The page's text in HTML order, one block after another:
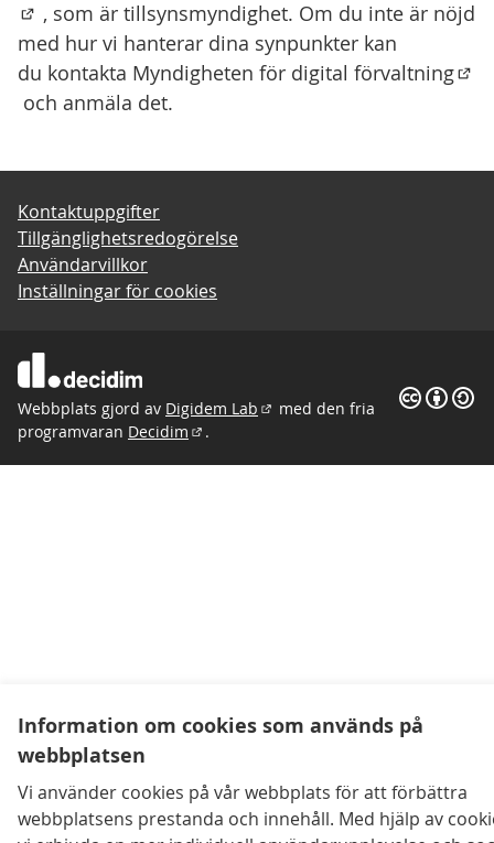
Information om cookies som används på
webbplatsen
Vi använder cookies på vår webbplats för att förbättra
webbplatsens prestanda och innehåll. Med hjälp av
(Extern länk)
, som är tillsynsmyndighet. Om du inte är nöjd
med hur vi hanterar dina synpunkter kan
du kontakta Myndigheten för digital förvaltning
och anmäla det.
Kontaktuppgifter
Tillgänglighetsredogörelse
Användarvillkor
Inställningar för cookies
(Extern länk)
Webbplats gjord av Digidem Lab
med den fria
programvaran Decidim .
Creative
(Extern